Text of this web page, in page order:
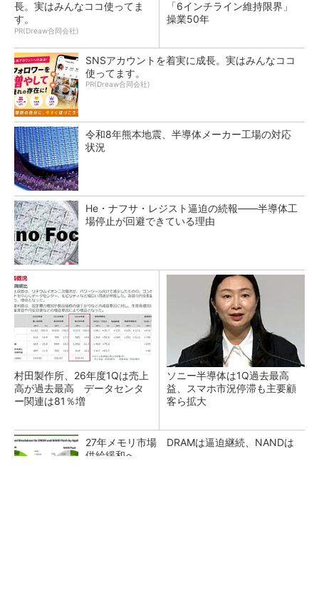
長。実はみんなココ使ってま
す。
PR(Dreaw合同会社)
「6インチライン維持限界」
操業50年
SNSアカウントを着実に成長。実はみんなココ
使ってます。
PR(Dreaw合同会社)
令和8年熊本地震、半導体メーカー工場の対応
状況
He・ナフサ・レジスト逼迫の続報――半導体工
場停止が回避できている理由
村田製作所、26年度1Qは売上
高が過去最高 データセンタ
ー関連は81％増
ソニー半導体は1Q過去最高
益、スマホ市況停滞も主要顧
客ら拡大
27年メモリ市場 DRAMは逼迫継続、NANDは
供給緩和へ